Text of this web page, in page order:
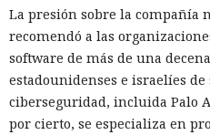
abierta en el navegador de
mismo mensaje a todos los
convirtiendo el ataque en una
mensajes.
De forma similar,
La presión sobre la compañía
recomendó a las
software de más de una
estadounidenses e israelíes de
ciberseguridad, incluida Palo
por cierto, se especializa en